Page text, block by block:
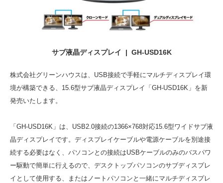
サブ液晶ディスプレイ | GH-USD16K
株式会社グリーンハウスは、USB接続で手軽にマルチディスプレイ環
境が構築できる、15.6型サブ液晶ディスプレイ「GH-USD16K」を新
発売いたします。
「GH-USD16K」は、USB2.0接続の1366×768対応15.6型ワイドサブ液
晶ディスプレイです。ディスプレイケーブルや電源ケーブルを別途接
続する必要はなく、パソコンとの接続はUSBケーブルのみのバスパワ
ー駆動で簡単に行えるので、デスクトップパソコンのサブディスプレ
イとして使用する、またはノートパソコンと一緒にマルチディスプレ